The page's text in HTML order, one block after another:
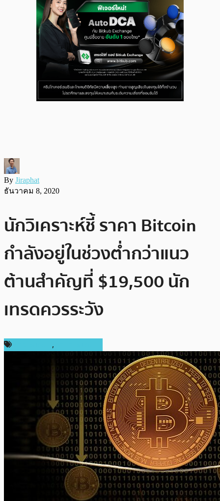
By Jiraphat
ธันวาคม 8, 2020
นักวิเคราะห์ชี้ ราคา Bitcoin
กำลังอยู่ในช่วงต่ำกว่าแนว
ต้านสำคัญที่ $19,500 นัก
เทรดควรระวัง
,